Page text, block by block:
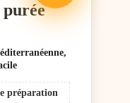
préparation